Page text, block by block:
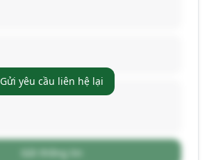
Gửi thông tin
Gửi yêu cầu liên hệ lại